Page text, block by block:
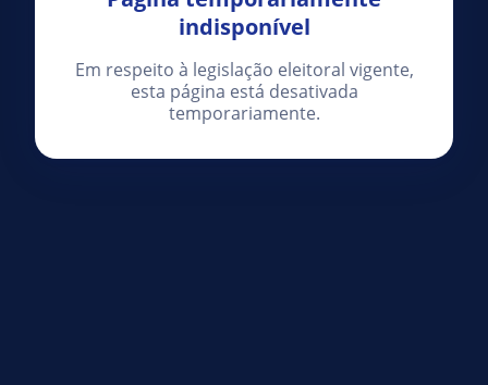
indisponível
Em respeito à legislação eleitoral vigente,
esta página está desativada
temporariamente.